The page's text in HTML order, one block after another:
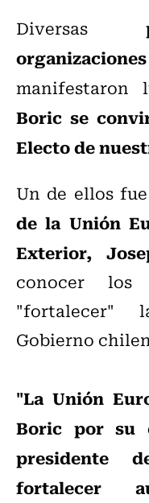
Diversas
manifestaron
Boric se
Electo de
Un de ellos
de la Unión
Exterior,
conocer los
"fortalecer"
Gobierno
"La Unión
Boric por su
presidente
fortalecer